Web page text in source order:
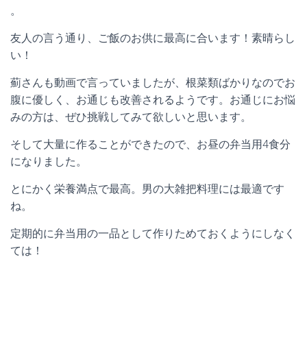
。
友人の言う通り、ご飯のお供に最高に合います！素晴らし
い！
薊さんも動画で言っていましたが、根菜類ばかりなのでお
腹に優しく、お通じも改善されるようです。お通じにお悩
みの方は、ぜひ挑戦してみて欲しいと思います。
そして大量に作ることができたので、お昼の弁当用4食分
になりました。
とにかく栄養満点で最高。男の大雑把料理には最適です
ね。
定期的に弁当用の一品として作りためておくようにしなく
ては！